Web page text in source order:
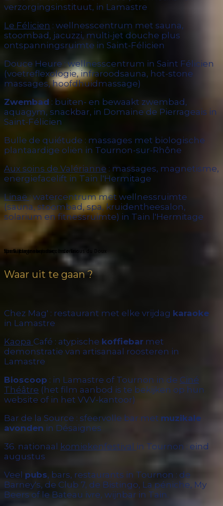
verzorgingsinstituut, in Lamastre
Le Félicien : wellnesscentrum met sauna,
stoombad, jacuzzi, multi-jet douche plus
ontspanningsruimte in Saint-Félicien
Douce Heure : wellnesscentrum in Saint Félicien
(voetreflexologie, infraroodsauna, hot-stone
massages, hoofdhuidmassage)
Zwembad : buiten- en bewaakt zwembad,
aquagym, snackbar, in Domaine de Pierrageais in
Saint-Félicien
Bulle de quiétude : massages met biologische
plantaardige oliën in Tournon-sur-Rhône
Aux soins de Valérianne : massages, magnetisme,
energiefacelift in Tain l'Hermitage
Linaë : watercentrum met wellnessruimte
(sauna, stoombad, spa, kruidentheesalon,
solarium en fitnessruimte) in Tain l'Hermitage
Linaë, centre aquatique de Tain
Bien-être assuré dans les remous du Doux
sur la plage abandonnée...
Spa fish
Waar uit te gaan ?
Chez Mag' : restaurant met elke vrijdag karaoke
in Lamastre
Kaopa Café : atypische koffiebar met
demonstratie van artisanaal roosteren in
Lamastre
Bioscoop : in Lamastre of Tournon in de Ciné
Théâtre (het film aanbod is te bekijken op hun
website of in het VVV-kantoor)
Bar de la Source : sfeervolle bar met muzikale
avonden in Désaignes
36. nationaal
komiekenfestival in Tournon : eind
augustus
Veel pubs, bars, restaurants in Tournon : de
Barney's, de Club 7, de Bistingo, La péniche, My
Beers of le Bateau ivre, wijnbar in Tain.